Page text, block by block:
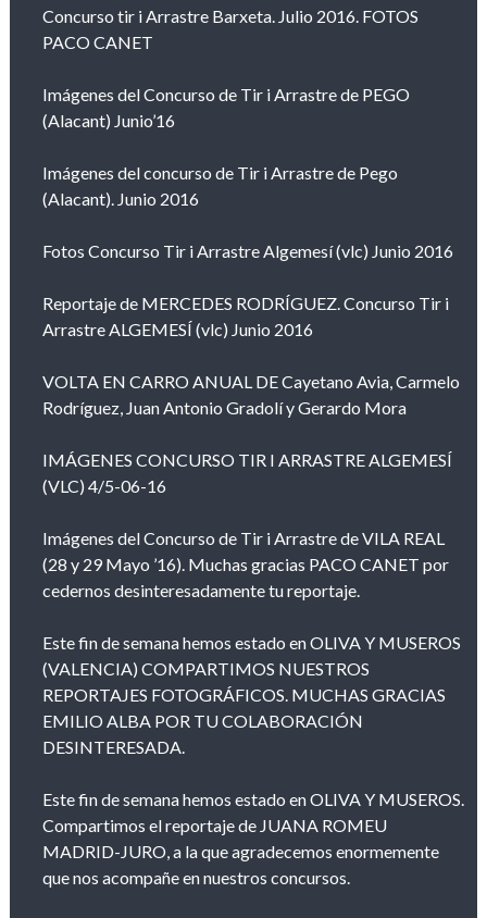
Concurso tir i Arrastre Barxeta. Julio 2016. FOTOS
PACO CANET
Imágenes del Concurso de Tir i Arrastre de PEGO
(Alacant) Junio’16
Imágenes del concurso de Tir i Arrastre de Pego
(Alacant). Junio 2016
Fotos Concurso Tir i Arrastre Algemesí (vlc) Junio 2016
Reportaje de MERCEDES RODRÍGUEZ. Concurso Tir i
Arrastre ALGEMESÍ (vlc) Junio 2016
VOLTA EN CARRO ANUAL DE Cayetano Avia, Carmelo
Rodríguez, Juan Antonio Gradolí y Gerardo Mora
IMÁGENES CONCURSO TIR I ARRASTRE ALGEMESÍ
(VLC) 4/5-06-16
Imágenes del Concurso de Tir i Arrastre de VILA REAL
(28 y 29 Mayo ’16). Muchas gracias PACO CANET por
cedernos desinteresadamente tu reportaje.
Este fin de semana hemos estado en OLIVA Y MUSEROS
(VALENCIA) COMPARTIMOS NUESTROS
REPORTAJES FOTOGRÁFICOS. MUCHAS GRACIAS
EMILIO ALBA POR TU COLABORACIÓN
DESINTERESADA.
Este fin de semana hemos estado en OLIVA Y MUSEROS.
Compartimos el reportaje de JUANA ROMEU
MADRID-JURO, a la que agradecemos enormemente
que nos acompañe en nuestros concursos.